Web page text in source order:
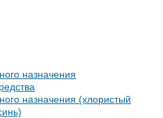
назначения
назначения (хлористый